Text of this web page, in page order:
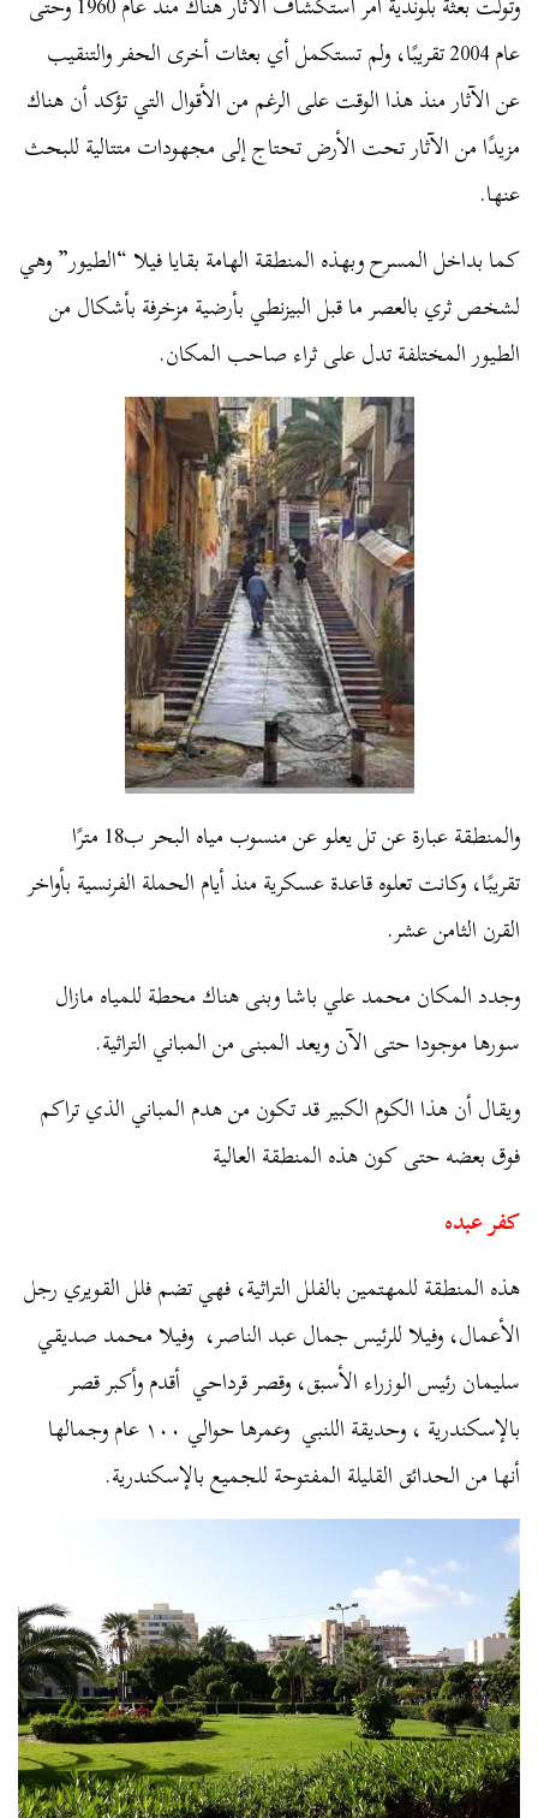
عام 2004 تقريبًا، ولم تستكمل أي بعثات أخرى الحفر والتنقيب
عن الآثار منذ هذا الوقت على الرغم من الأقوال التي تؤكد أن هناك
مزيدًا من الآثار تحت الأرض تحتاج إلى مجهودات متتالية للبحث
عنها.
كما بداخل المسرح وبهذه المنطقة الهامة بقايا فيلا “الطيور” وهي
لشخص ثري بالعصر ما قبل البيزنطي بأرضية مزخرفة بأشكال من
الطيور المختلفة تدل على ثراء صاحب المكان.
والمنطقة عبارة عن تل يعلو عن منسوب مياه البحر ب18 مترًا
تقريبًا، وكانت تعلوه قاعدة عسكرية منذ أيام الحملة الفرنسية بأواخر
القرن الثامن عشر.
وجدد المكان محمد علي باشا وبنى هناك محطة للمياه مازال
سورها موجودا حتى الآن ويعد المبنى من المباني التراثية.
ويقال أن هذا الكوم الكبير قد تكون من هدم المباني الذي تراكم
فوق بعضه حتى كون هذه المنطقة العالية
كفر عبده
هذه المنطقة للمهتمين بالفلل التراثية، فهي تضم فلل القويري رجل
الأعمال، وفيلا للرئيس جمال عبد الناصر، وفيلا محمد صديقي
سليمان رئيس الوزراء الأسبق، وقصر قرداحي أقدم وأكبر قصر
بالإسكندرية ، وحديقة اللنبي وعمرها حوالي ١٠٠ عام وجمالها
أنها من الحدائق القليلة المفتوحة للجميع بالإسكندرية.